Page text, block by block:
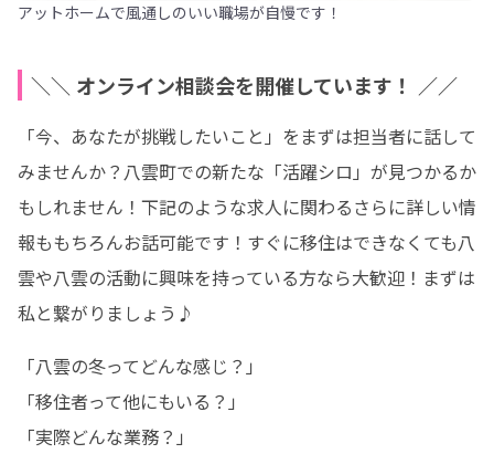
アットホームで風通しのいい職場が自慢です！
＼＼ オンライン相談会を開催しています！ ／／
「今、あなたが挑戦したいこと」をまずは担当者に話して
みませんか？八雲町での新たな「活躍シロ」が見つかるか
もしれません！下記のような求人に関わるさらに詳しい情
報ももちろんお話可能です！すぐに移住はできなくても八
雲や八雲の活動に興味を持っている方なら大歓迎！まずは
私と繋がりましょう♪
「八雲の冬ってどんな感じ？」
「移住者って他にもいる？」
「実際どんな業務？」